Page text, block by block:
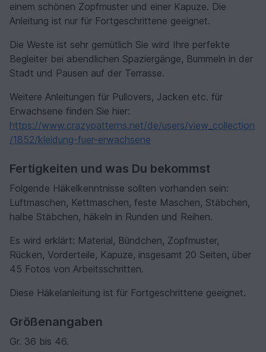
einem schönen Zopfmuster und einer Kapuze. Die
Anleitung ist nur für Fortgeschrittene geeignet.
Die Weste ist sehr gemütlich Sie wird Ihre perfekte
Begleiter bei abendlichen Spaziergänge, Bummeln in der
Stadt und Pausen auf der Terrasse.
Weitere Anleitungen für Pullovers, Jacken etc. für
Erwachsene finden Sie hier:
https://www.crazypatterns.net/de/users/view_collection
/1852/kleidung-fuer-erwachsene
Fertigkeiten und was Du bekommst
Folgende Häkelkenntnisse sollten vorhanden sein:
Luftmaschen, Kettmaschen, feste Maschen, Stäbchen,
halbe Stäbchen, häkeln in Runden und Reihen.
Es wird erklärt: Material, Bündchen, Zopfmuster,
Rücken, Vorderteile, Kapuze, insgesamt 20 Seiten, über
45 Fotos von Arbeitsschritten.
Diese Häkelanleitung ist für Fortgeschrittene geeignet.
Größenangaben
Gr. 36 bis 46.